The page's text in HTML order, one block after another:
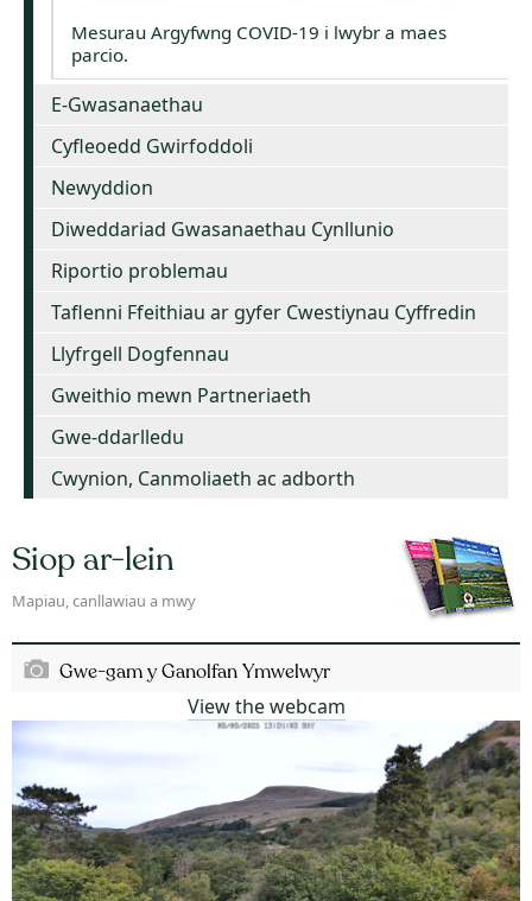
Mesurau Argyfwng COVID-19 i lwybr a maes
parcio.
E-Gwasanaethau
Cyfleoedd Gwirfoddoli
Newyddion
Diweddariad Gwasanaethau Cynllunio
Riportio problemau
Taflenni Ffeithiau ar gyfer Cwestiynau Cyffredin
Llyfrgell Dogfennau
Gweithio mewn Partneriaeth
Gwe-ddarlledu
Cwynion, Canmoliaeth ac adborth
Siop ar-lein
Mapiau, canllawiau a mwy
Gwe-gam y Ganolfan Ymwelwyr
View the webcam